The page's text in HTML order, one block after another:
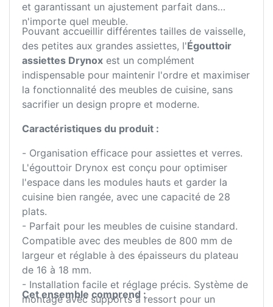
et garantissant un ajustement parfait dans
n'importe quel meuble.
Pouvant accueillir différentes tailles de vaisselle,
des petites aux grandes assiettes, l'Égouttoir
assiettes Drynox est un complément
indispensable pour maintenir l'ordre et maximiser
la fonctionnalité des meubles de cuisine, sans
sacrifier un design propre et moderne.
Caractéristiques du produit :
- Organisation efficace pour assiettes et verres.
L'égouttoir Drynox est conçu pour optimiser
l'espace dans les modules hauts et garder la
cuisine bien rangée, avec une capacité de 28
plats.
- Parfait pour les meubles de cuisine standard.
Compatible avec des meubles de 800 mm de
largeur et réglable à des épaisseurs du plateau
de 16 à 18 mm.
- Installation facile et réglage précis. Système de
montage avec supports à ressort pour un
Cet ensemble comprend :